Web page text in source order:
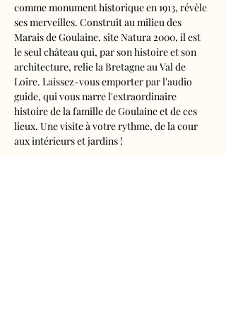
comme monument historique en 1913, révèle
ses merveilles. Construit au milieu des
Marais de Goulaine, site Natura 2000, il est
le seul château qui, par son histoire et son
architecture, relie la Bretagne au Val de
Loire. Laissez-vous emporter par l'audio
guide, qui vous narre l'extraordinaire
histoire de la famille de Goulaine et de ces
lieux. Une visite à votre rythme, de la cour
aux intérieurs et jardins !